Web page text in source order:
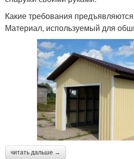
Какие требования
Материал, используемый для
читать дальше →